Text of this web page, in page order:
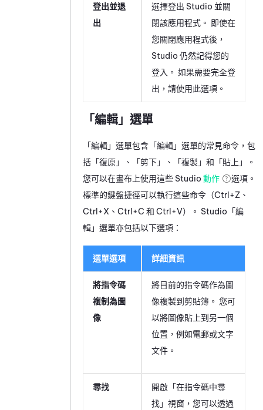
登出並退
出
選擇登出 Studio 並關
閉該應用程式。 即使在
您關閉應用程式後，
Studio 仍然記得您的
登入。 如果需要完全登
出，請使用此選項。
「編輯」選單
「編輯」選單包含「編輯」選單的常見命令，包
括「復原」、「剪下」、「複製」和「貼上」。
您可以在畫布上使用這些 Studio 動作
選項。
標準的鍵盤捷徑可以執行這些命令（Ctrl+Z、
Ctrl+X、Ctrl+C 和 Ctrl+V）。 Studio 「編
輯」選單亦包括以下選項：
選單選項 詳細資訊
將指令碼
複制為圖
像
將目前的指令碼作為圖
像複製到剪貼簿。 您可
以將圖像貼上到另一個
位置，例如電郵或文字
文件。
尋找
開啟「在指令碼中尋
找」視窗，您可以透過